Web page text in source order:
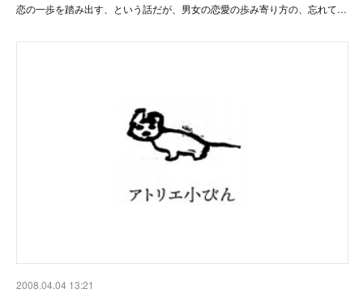
恋の一歩を踏み出す、という話だが、男女の恋愛の歩み寄り方の、忘れて…
2008.04.04 13:21